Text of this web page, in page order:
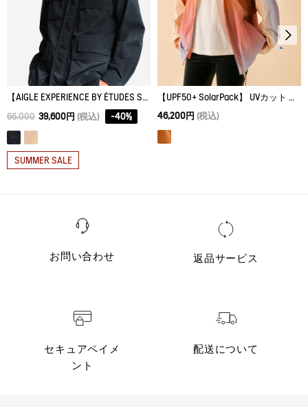
XS/XXS 65 54
【AIGLE EXPERIENCE BY ÉTUDES STUDIO】 撥水 UVカット フィッシャーマンジャケット
66,000 39,600円 (税込) -40%
SUMMER SALE
【UPF50+ SolarPack】 UVカット ソーラーパック グラデーションプリント ジャケット
46,200円 (税込)
お問い合わせ 返品サービス
セキュアペイメ
ント
配送について